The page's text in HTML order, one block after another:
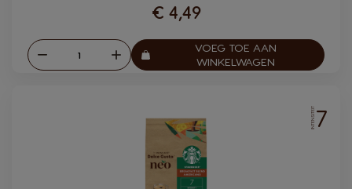
€ 4,49
Verlagen Verhogen
VOEG TOE AAN
WINKELWAGEN
INTENSITEIT7